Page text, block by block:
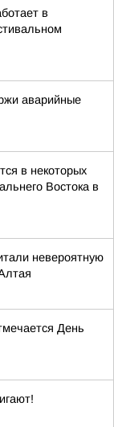
в
аварийные
в некоторых
Востока в
невероятную
День